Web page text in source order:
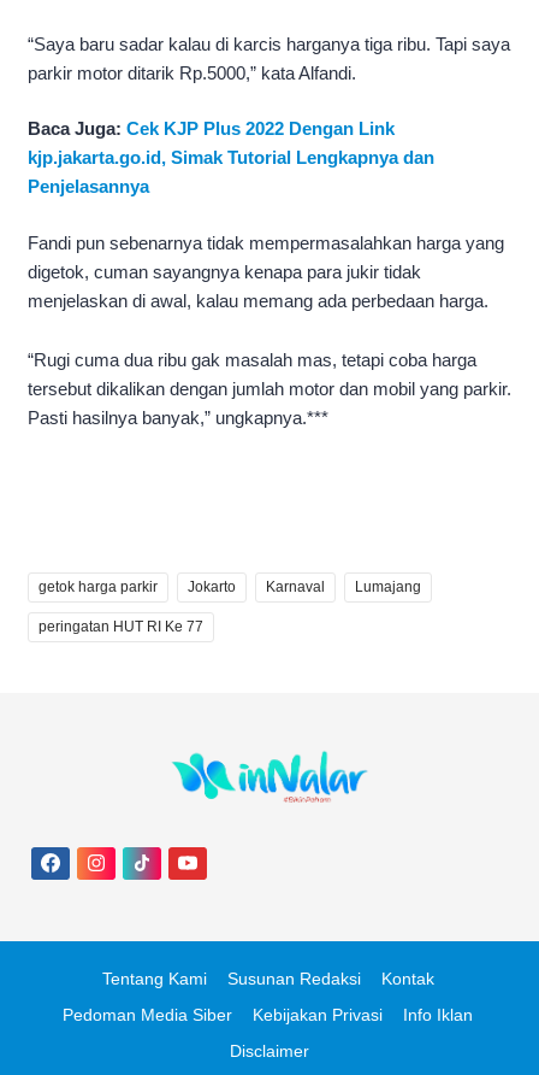
“Saya baru sadar kalau di karcis harganya tiga ribu. Tapi saya
parkir motor ditarik Rp.5000,” kata Alfandi.
Baca Juga: Cek KJP Plus 2022 Dengan Link
kjp.jakarta.go.id, Simak Tutorial Lengkapnya dan
Penjelasannya
Fandi pun sebenarnya tidak mempermasalahkan harga yang
digetok, cuman sayangnya kenapa para jukir tidak
menjelaskan di awal, kalau memang ada perbedaan harga.
“Rugi cuma dua ribu gak masalah mas, tetapi coba harga
tersebut dikalikan dengan jumlah motor dan mobil yang parkir.
Pasti hasilnya banyak,” ungkapnya.***
getok harga parkir Jokarto Karnaval Lumajang
peringatan HUT RI Ke 77
Tentang Kami Susunan Redaksi
Kontak
Pedoman Media Siber
Kebijakan Privasi
Info Iklan
Disclaimer